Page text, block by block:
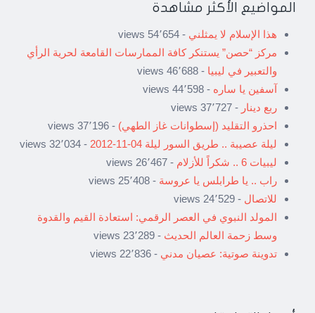
المواضيع الأكثر مشاهدة
هذا الإسلام لا يمثلني - 54٬654 views
مركز “حصن” يستنكر كافة الممارسات القامعة لحرية الرأي
والتعبير في ليبيا - 46٬688 views
آسفين يا ساره - 44٬598 views
ربع دينار - 37٬727 views
احذرو التقليد (إسطوانات غاز الطهي) - 37٬196 views
ليلة عصيبة .. طريق السور ليلة 04-11-2012
- 32٬034 views
ليبيات 6 .. شكراً للأزلام
- 26٬467 views
راب .. يا طرابلس يا عروسة - 25٬408 views
للاتصال - 24٬529 views
المولد النبوي في العصر الرقمي: استعادة القيم والقدوة
وسط زحمة العالم الحديث - 23٬289 views
تدوينة صوتية: عصيان مدني - 22٬836 views